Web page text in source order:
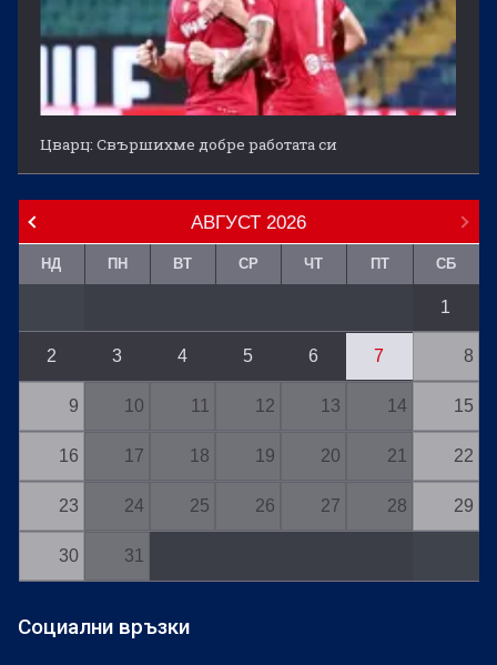
Цварц: Свършихме добре работата си
АВГУСТ 2026
НД ПН ВТ СР ЧТ ПТ СБ
1
2 3 4 5 6 7 8
9 10 11 12 13 14 15
16 17 18 19 20 21 22
23 24 25 26 27 28 29
30 31
Социални връзки